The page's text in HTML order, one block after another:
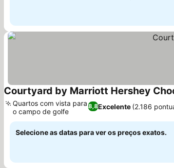
Courtyard by Marriott Hershey
8,8Excelente (2.186
Quartos com vista para
o campo de golfe
Selecione as datas para ver os preços exatos.